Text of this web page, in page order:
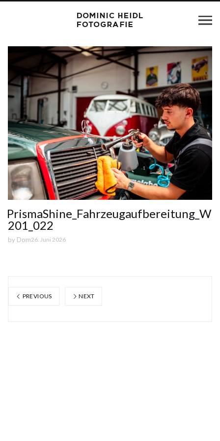
PrismaShine_Fahrzeugaufbereitung_W
201_022
by Dom26. Juni 2026
PREVIOUS NEXT